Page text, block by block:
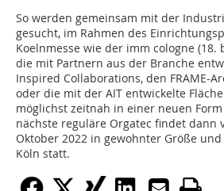
So werden gemeinsam mit der
gesucht, im Rahmen des
Koelnmesse wie der imm cologne (18.
die mit Partnern aus der Branche
Inspired Collaborations, den FRAME-
oder die mit der AIT entwickelte
möglichst zeitnah in einer neuen
nächste reguläre Orgatec findet dann
Oktober 2022 in gewohnter Größe
Köln statt.